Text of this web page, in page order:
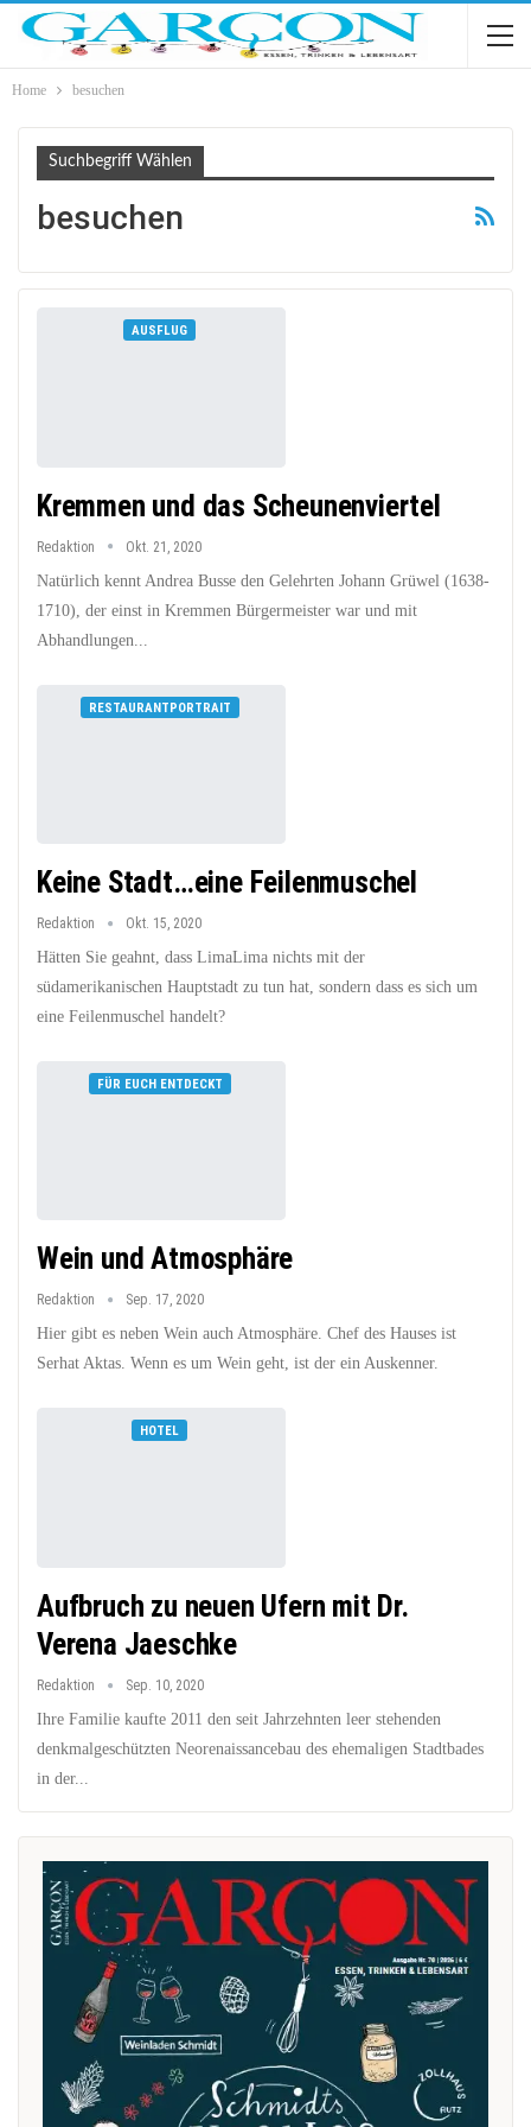
Home besuchen
Suchbegriff Wählen
besuchen
AUSFLUG
Kremmen und das Scheunenviertel
Redaktion Okt. 21, 2020
Natürlich kennt Andrea Busse den Gelehrten Johann Grüwel (1638-
1710), der einst in Kremmen Bürgermeister war und mit
Abhandlungen...
RESTAURANTPORTRAIT
Keine Stadt…eine Feilenmuschel
Redaktion Okt. 15, 2020
Hätten Sie geahnt, dass LimaLima nichts mit der
südamerikanischen Hauptstadt zu tun hat, sondern dass es sich um
eine Feilenmuschel handelt?
FÜR EUCH ENTDECKT
Wein und Atmosphäre
Redaktion Sep. 17, 2020
Hier gibt es neben Wein auch Atmosphäre. Chef des Hauses ist
Serhat Aktas. Wenn es um Wein geht, ist der ein Auskenner.
HOTEL
Aufbruch zu neuen Ufern mit Dr.
Verena Jaeschke
Redaktion Sep. 10, 2020
Ihre Familie kaufte 2011 den seit Jahrzehnten leer stehenden
denkmalgeschützten Neorenaissancebau des ehemaligen Stadtbades
in der...